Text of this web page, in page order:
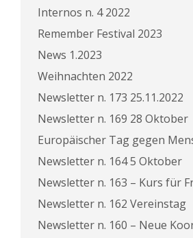
Internos n. 4 2022
Remember Festival 2023
News 1.2023
Weihnachten 2022
Newsletter n. 173 25.11.2022
Newsletter n. 169 28 Oktober
Europäischer Tag gegen
Newsletter n. 164 5 Oktober
Newsletter n. 163 – Kurs für
Newsletter n. 162 Vereinstag
Newsletter n. 160 – Neue